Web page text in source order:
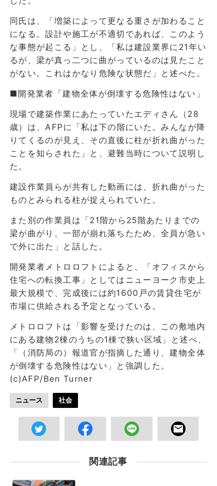
同氏は、「増築によって更なる重さが加わること
になる。設計や施工が不適切であれば、このよう
な事態が起こる」とし、「私は建設業界に21年い
るが、梁が真っ二つに曲がっているのは見たこと
がない。これはかなり危険な状態だ」と述べた。
■開発業者「建物全体が倒壊する危険性はない」
現場で建築作業にあたっていたエディさん（28
歳）は、AFPに「私は下の階にいた。みんなが降
りてくるのが見え、その直後に柱が折れ曲がった
ことを知らされた」と、避難当時について説明し
た。
建設作業員らが共有した動画には、折れ曲がった
ものとみられる柱が捉えられていた。
また別の作業員は「21階から25階あたりまでの
梁が曲がり、一部が崩れ落ちたため、全員が急い
で外に出た」と話した。
開発業者メトロロフトによると、「オフィスから
住宅への転換工事」としてはニューヨーク市史上
最大規模で、完成後には約1600戸の賃貸住宅が
市場に供給される予定となっている。
メトロロフトは「影響を受けたのは、この敷地内
にある建物2棟のうちの1棟で狭い区域」と述べ、
「（消防局の）報道官が指摘した通り、建物全体
が倒壊する危険性はない」と強調した。
(c)AFP/Ben Turner
ニュース 社会
関連記事